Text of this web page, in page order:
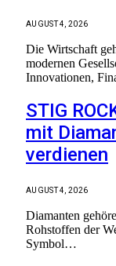
AUGUST 4, 2026
Die Wirtschaft
modernen
Innovationen,
STIG
mit
verdienen
AUGUST 4, 2026
Diamanten
Rohstoffen der
Symbol…